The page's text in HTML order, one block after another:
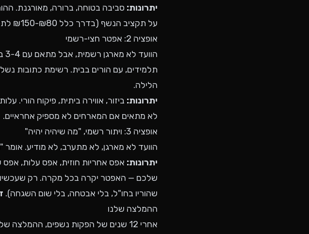
יתרונות: סביבה בטוחה, ברורה, מאורגנת.
על תקציב הנשף (בדרך כלל ₪80-₪150 לתלמיד נוספים). חלק מהשכבה תרגיש "מתפקח".
אופציה 2: אפטר חצי-רשמי
תלמידים, עם הורים בבית. רשימת כתובות
הלילה.
יתרונות: ביזור, אווירה ביתית, פיקוח הורי.
לא מתאים אם המארחים לא מספיק אחראיים.
אופציה 3: ויתור רשמי, "מה שיהיה יהיה"
הוועד לא מארגן, לא מתערב, לא מודיע. אומר "הנשף נגמר ב-
יתרונות: אפס אחריות חוזית, אפס עלות,
שלכם — האפטר יקרה בכל מקרה. רק שעכשיו
שהוריו בחו"ל, בלי אבטחה, בלי שום השגחה).
ההמלצה שלנו
אחרי 12 שנים של הפקות נשפים, ההמלצה שלנו ברורה: